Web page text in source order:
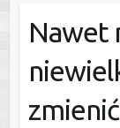
Nawet